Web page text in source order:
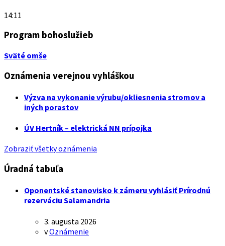
14:11
Program bohoslužieb
Sväté omše
Oznámenia verejnou vyhláškou
Výzva na vykonanie výrubu/okliesnenia stromov a
iných porastov
ÚV Hertník – elektrická NN prípojka
Zobraziť všetky oznámenia
Úradná tabuľa
Oponentské stanovisko k zámeru vyhlásiť Prírodnú
rezerváciu Salamandria
3. augusta 2026
vOznámenie